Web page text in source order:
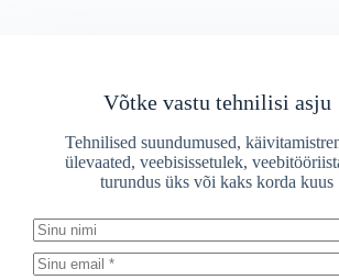
Võtke vastu tehnilisi asju
Tehnilised suundumused,
ülevaated, veebisissetulek,
turundus üks või kaks korda kuus